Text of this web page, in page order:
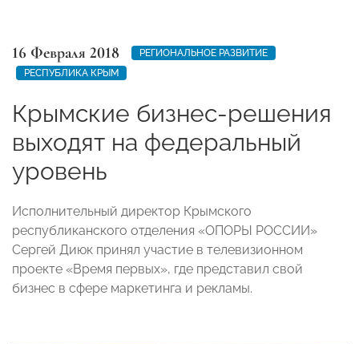
16 Февраля 2018
РЕГИОНАЛЬНОЕ РАЗВИТИЕ
РЕСПУБЛИКА КРЫМ
Крымские бизнес-решения
выходят на федеральный
уровень
Исполнительный директор Крымского
республиканского отделения «ОПОРЫ РОССИИ»
Сергей Диюк принял участие в телевизионном
проекте «Время первых», где представил свой
бизнес в сфере маркетинга и рекламы.